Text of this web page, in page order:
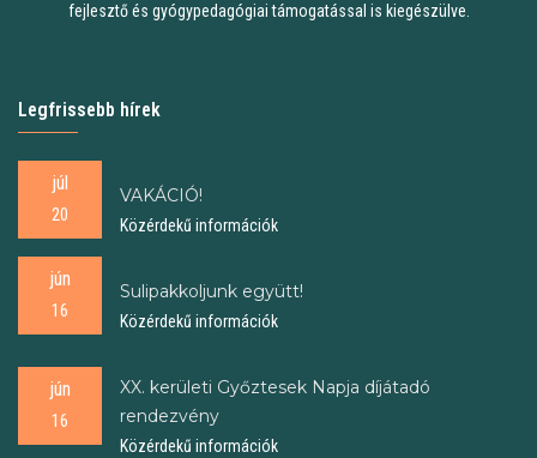
fejlesztő és gyógypedagógiai támogatással is kiegészülve.
Legfrissebb hírek
júl
20
VAKÁCIÓ!
Közérdekű információk
jún
16
Sulipakkoljunk együtt!
Közérdekű információk
jún
16
XX. kerületi Győztesek Napja díjátadó
rendezvény
Közérdekű információk